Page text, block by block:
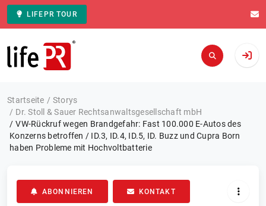
LIFEPR TOUR
Zur Startseite
Startseite
Storys
Dr. Stoll & Sauer Rechtsanwaltsgesellschaft mbH
VW-Rückruf wegen Brandgefahr: Fast 100.000 E-Autos des
Konzerns betroffen / ID.3, ID.4, ID.5, ID. Buzz und Cupra Born
haben Probleme mit Hochvoltbatterie
ABONNIEREN KONTAKT